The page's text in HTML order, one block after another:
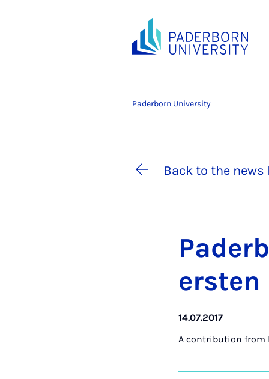
Paderborn University
Back to the
er­sten
14.07.2017
A contribution from